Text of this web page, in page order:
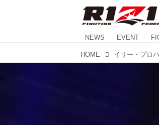
NEWS EVENT
HOME イリー・プロ